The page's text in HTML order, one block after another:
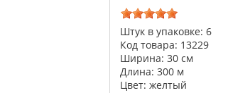
Штук в упаковке: 6
Код товара: 13229
Ширина: 30 см
Длина: 300 м
Цвет: желтый